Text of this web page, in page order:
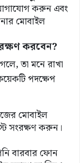
করুন এবং
মোবাইল
করবেন?
তা মনে রাখা
পদক্ষেপ
মোবাইল
সংরক্ষণ করুন।
বারবার ফোন